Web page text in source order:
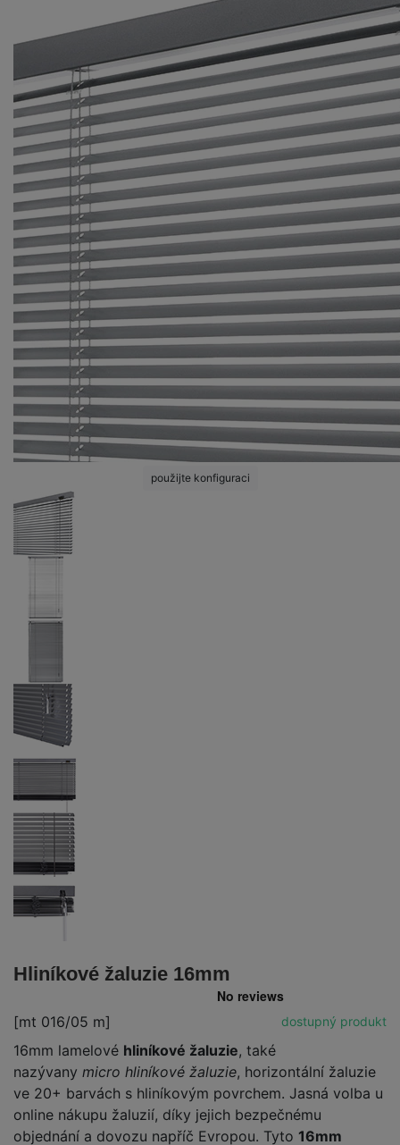
použijte konfiguraci
Hliníkové žaluzie 16mm
[mt 016/05 m] dostupný produkt
16mm lamelové hliníkové žaluzie, také
nazývany micro hliníkové žaluzie, horizontální žaluzie
ve 20+ barvách s hliníkovým povrchem. Jasná volba u
online nákupu žaluzií, díky jejich bezpečnému
objednání a dovozu napříč Evropou. Tyto 16mm